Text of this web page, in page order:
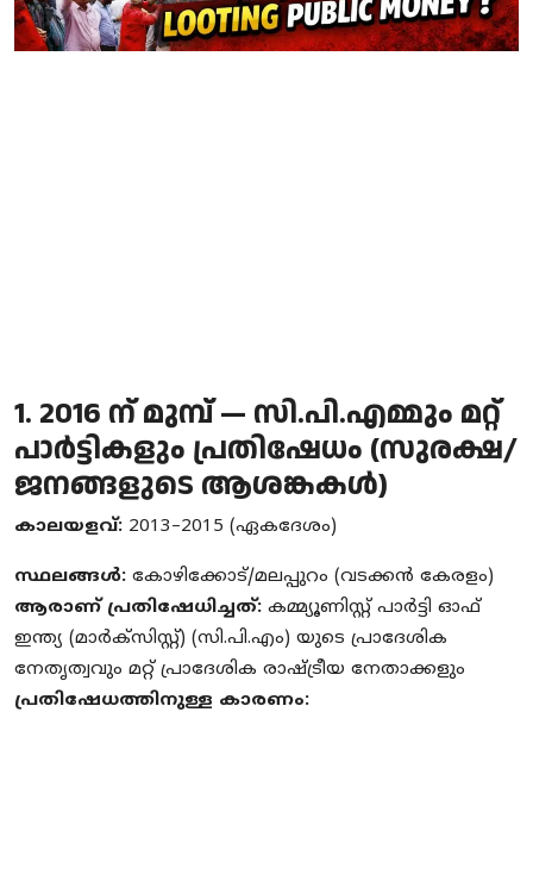
Local News
1. 2016 ന് മുമ്പ് — സി.പി.എമ്മും മറ്റ്
പാർട്ടികളും പ്രതിഷേധം (സുരക്ഷ/
ജനങ്ങളുടെ ആശങ്കകൾ)
കാലയളവ്: 2013–2015 (ഏകദേശം)
സ്ഥലങ്ങൾ: കോഴിക്കോട്/മലപ്പുറം (വടക്കൻ കേരളം)
ആരാണ് പ്രതിഷേധിച്ചത്: കമ്മ്യൂണിസ്റ്റ് പാർട്ടി ഓഫ്
ഇന്ത്യ (മാർക്സിസ്റ്റ്) (സി.പി.എം) യുടെ പ്രാദേശിക
നേതൃത്വവും മറ്റ് പ്രാദേശിക രാഷ്ട്രീയ നേതാക്കളും
പ്രതിഷേധത്തിനുള്ള കാരണം: